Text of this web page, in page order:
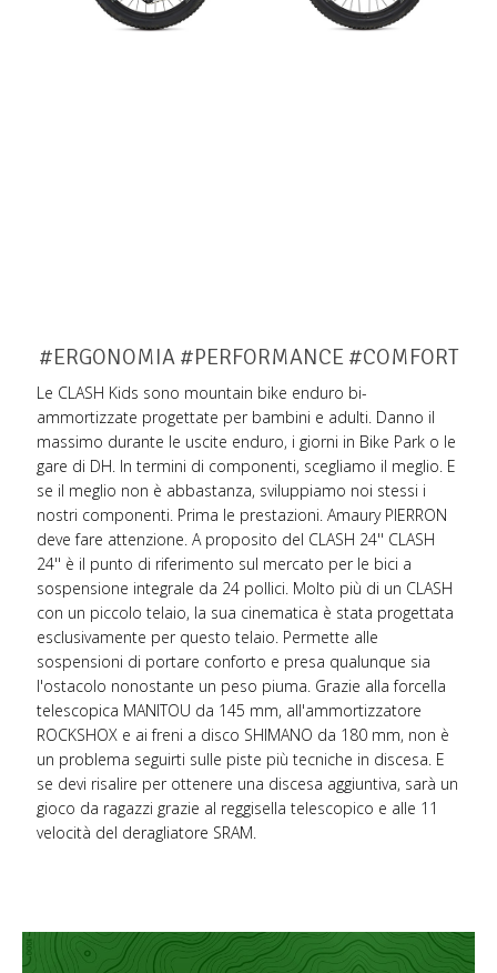
#ERGONOMIA #PERFORMANCE #COMFORT
Le CLASH Kids sono mountain bike enduro bi-
ammortizzate progettate per bambini e adulti. Danno il
massimo durante le uscite enduro, i giorni in Bike Park o le
gare di DH. In termini di componenti, scegliamo il meglio. E
se il meglio non è abbastanza, sviluppiamo noi stessi i
nostri componenti. Prima le prestazioni. Amaury PIERRON
deve fare attenzione. A proposito del CLASH 24'' CLASH
24'' è il punto di riferimento sul mercato per le bici a
sospensione integrale da 24 pollici. Molto più di un CLASH
con un piccolo telaio, la sua cinematica è stata progettata
esclusivamente per questo telaio. Permette alle
sospensioni di portare conforto e presa qualunque sia
l'ostacolo nonostante un peso piuma. Grazie alla forcella
telescopica MANITOU da 145 mm, all'ammortizzatore
ROCKSHOX e ai freni a disco SHIMANO da 180 mm, non è
un problema seguirti sulle piste più tecniche in discesa. E
se devi risalire per ottenere una discesa aggiuntiva, sarà un
gioco da ragazzi grazie al reggisella telescopico e alle 11
velocità del deragliatore SRAM.